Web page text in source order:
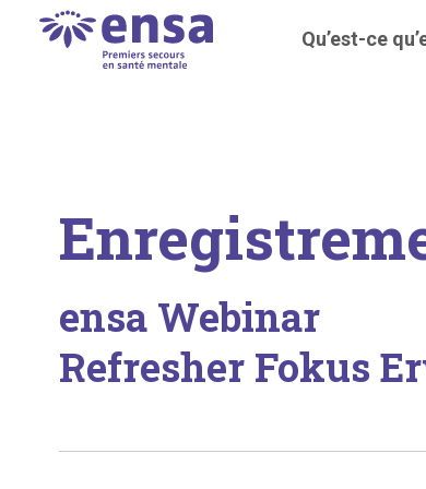
Qu’est-ce
ensa Webinar
Refresher Fokus